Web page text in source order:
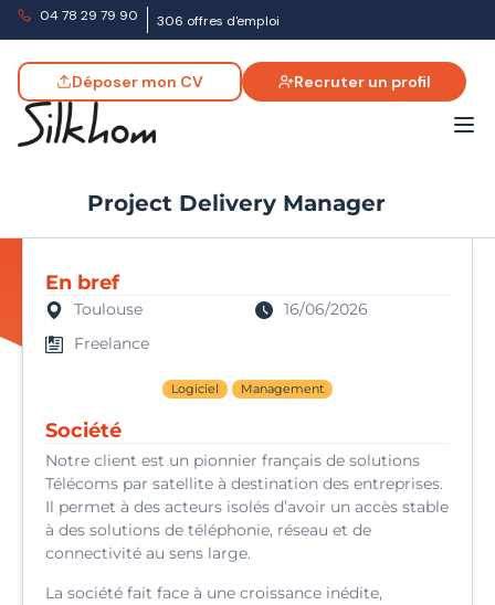
04 78 29 79 90 306 offres d'emploi
Déposer mon CV Recruter un profil
Project Delivery Manager
En bref
Toulouse
Freelance
16/06/2026
Logiciel Management
Société
Notre client est un pionnier français de solutions
Télécoms par satellite à destination des entreprises.
Il permet à des acteurs isolés d’avoir un accès stable
à des solutions de téléphonie, réseau et de
connectivité au sens large.
La société fait face à une croissance inédite,